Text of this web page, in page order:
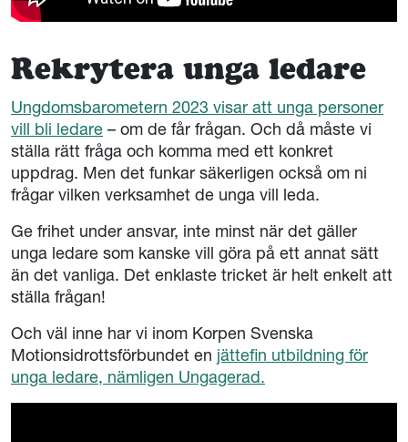
Rekrytera unga ledare
Ungdomsbarometern 2023 visar att unga personer
vill bli ledare – om de får frågan. Och då måste vi
ställa rätt fråga och komma med ett konkret
uppdrag. Men det funkar säkerligen också om ni
frågar vilken verksamhet de unga vill leda.
Ge frihet under ansvar, inte minst när det gäller
unga ledare som kanske vill göra på ett annat sätt
än det vanliga. Det enklaste tricket är helt enkelt att
ställa frågan!
Och väl inne har vi inom Korpen Svenska
Motionsidrottsförbundet en jättefin utbildning för
unga ledare, nämligen Ungagerad.